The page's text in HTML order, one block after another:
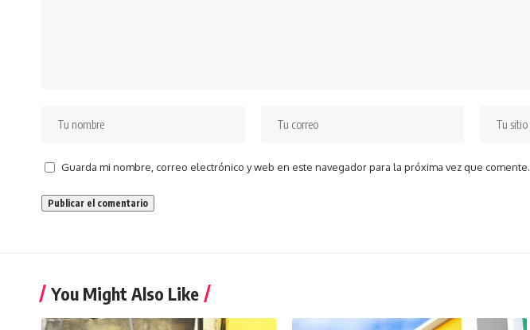
Guarda mi nombre, correo electrónico y web en este navegador para la próxima vez que comente.
You Might Also Like